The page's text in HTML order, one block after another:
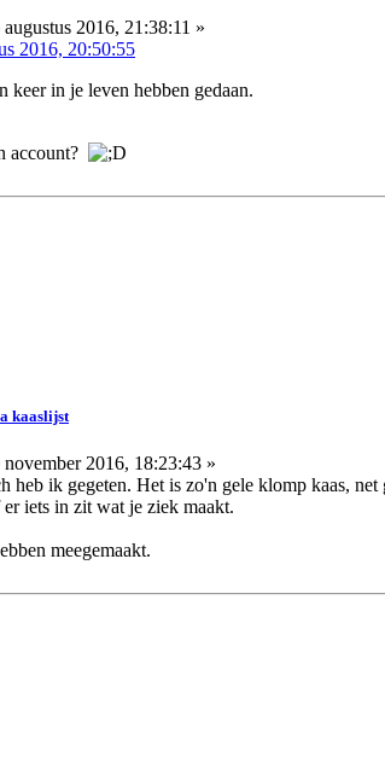
augustus 2016, 21:38:11 »
2016, 20:50:55
keer in je leven hebben gedaan.
account?
kaaslijst
november 2016, 18:23:43 »
heb ik gegeten. Het is zo'n gele klomp kaas, net
iets in zit wat je ziek maakt.
meegemaakt.